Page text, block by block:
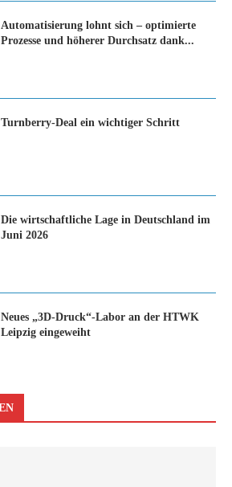
Automatisierung lohnt sich – optimierte
Prozesse und höherer Durchsatz dank...
Turn­ber­ry-Deal ein wich­ti­ger Schritt
Die wirtschaftliche Lage in Deutschland im
Juni 2026
Neues „3D-Druck“-Labor an der HTWK
Leipzig eingeweiht